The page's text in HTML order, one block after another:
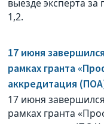
выезде эксперта
1,2.
17 июня
рамках гранта
аккредитация
17 июня
рамках гранта